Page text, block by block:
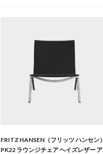
FRITZ HANSEN（フリッツ ハンセン）
PK22 ラウンジチェア ヘイズレザー ア